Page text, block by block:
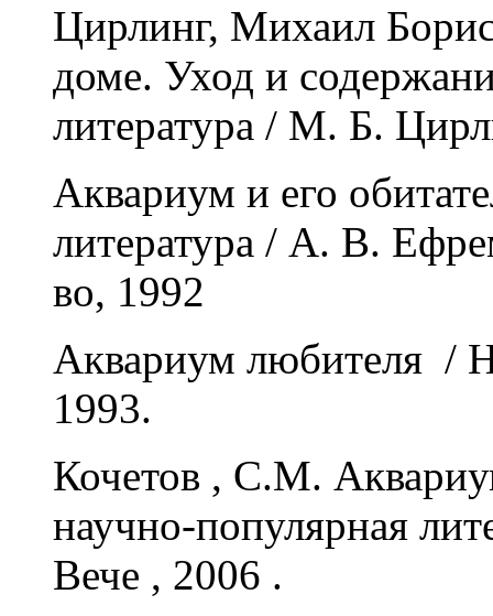
Цирлинг, Михаил
доме. Уход и
литература / М. Б.
Аквариум и его
литература / А. В.
во, 1992
Аквариум любителя /
1993.
Кочетов , С.М.
научно-популярная
Вече , 2006 .